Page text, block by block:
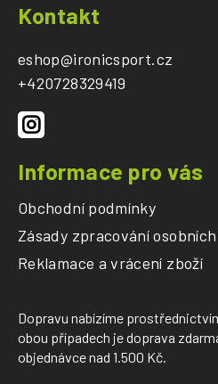
Kontakt
eshop@ironicsport.cz
+420728329419
Informace pro vás
Obchodní podmínky
Zásady zpracování
Reklamace a vrácení zboží
Dopravu nabízíme
obou případech je doprava
objednávce nad 1.500 Kč.